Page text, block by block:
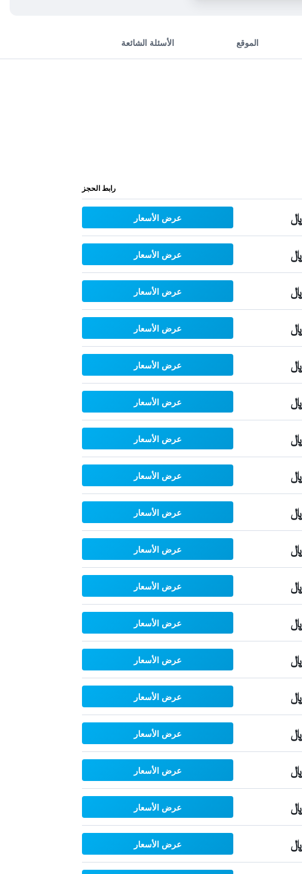
الموقع الأسئلة الشائعة
رابط الحجز
عرض الأسعار
عرض الأسعار
عرض الأسعار
عرض الأسعار
عرض الأسعار
عرض الأسعار
عرض الأسعار
عرض الأسعار
عرض الأسعار
عرض الأسعار
عرض الأسعار
عرض الأسعار
عرض الأسعار
عرض الأسعار
عرض الأسعار
عرض الأسعار
عرض الأسعار
عرض الأسعار